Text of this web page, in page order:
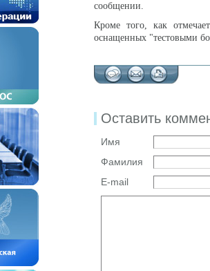
сообщении.
Кроме того, как
оснащенных "тестовыми
Оставить
Имя
Фамилия
E-mail